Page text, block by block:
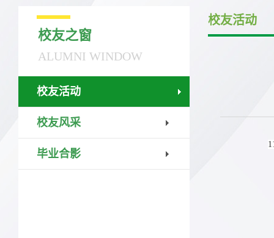
校友之窗
ALUMNI WINDOW
校友活动
校友风采
毕业合影
校友活动